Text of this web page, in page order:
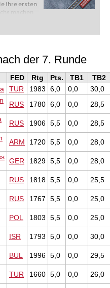
Ihre ersten
machen
Mit
und
der 7. Runde
FED Rtg Pts. TB1
TB2
TUR 1983 6,0 0,0
30,0
RUS 1780 6,0 0,0 28,5
RUS 1906 5,5 0,0 28,5
ARM 1720 5,5 0,0 28,0
GER 1829 5,5 0,0 28,0
RUS 1818 5,5 0,0 25,5
RUS 1767 5,5 0,0 25,0
POL 1803 5,5 0,0 25,0
ISR 1793 5,0 0,0 30,0
BUL 1996 5,0 0,0 29,5
TUR 1660 5,0 0,0 26,0